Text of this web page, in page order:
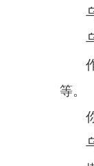
塔
鹿
这
塔
元